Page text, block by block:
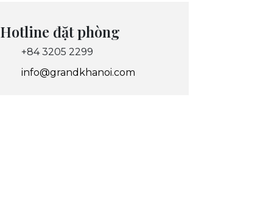
Hotline đặt phòng
+84 3205 2299
info@grandkhanoi.com